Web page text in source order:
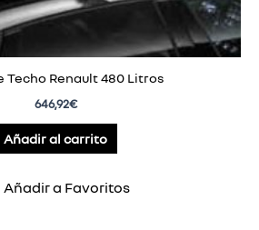
Techo Renault 480 Litros
646,92€
Añadir al carrito
Añadir a Favoritos